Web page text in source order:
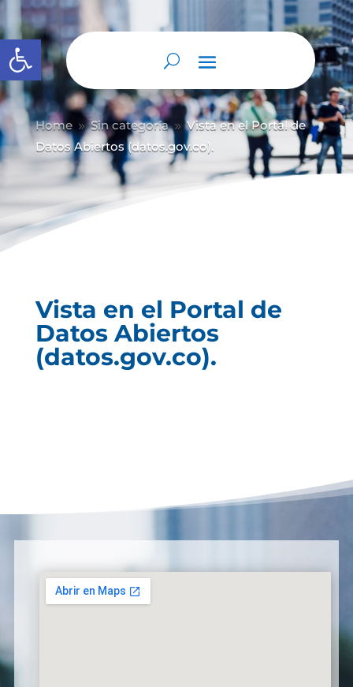
Abrir barra de herramientas
Home 9 Sin categoría 9 Vista en el Portal de
Datos Abiertos (datos.gov.co).
Vista en el Portal de
Datos Abiertos
(datos.gov.co).